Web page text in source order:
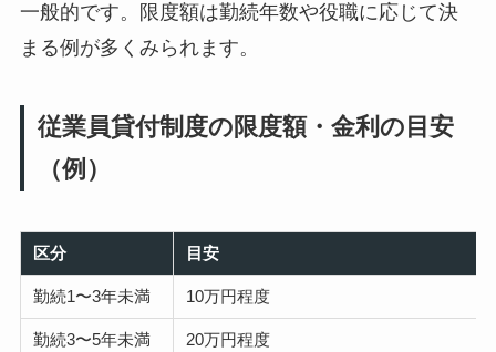
一般的です。限度額は勤続年数や役職に応じて決
まる例が多くみられます。
従業員貸付制度の限度額・金利の目安
（例）
区分 目安
勤続1〜3年未満 10万円程度
勤続3〜5年未満 20万円程度